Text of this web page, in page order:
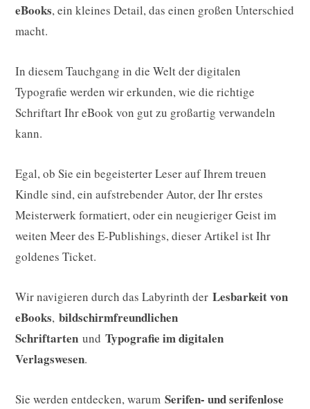
eBooks, ein kleines Detail, das einen großen Unterschied
macht.
In diesem Tauchgang in die Welt der digitalen
Typografie werden wir erkunden, wie die richtige
Schriftart Ihr eBook von gut zu großartig verwandeln
kann.
Egal, ob Sie ein begeisterter Leser auf Ihrem treuen
Kindle sind, ein aufstrebender Autor, der Ihr erstes
Meisterwerk formatiert, oder ein neugieriger Geist im
weiten Meer des E-Publishings, dieser Artikel ist Ihr
goldenes Ticket.
Wir navigieren durch das Labyrinth der Lesbarkeit von
eBooks, bildschirmfreundlichen
Schriftarten und Typografie im digitalen
Verlagswesen.
Sie werden entdecken, warum Serifen- und serifenlose